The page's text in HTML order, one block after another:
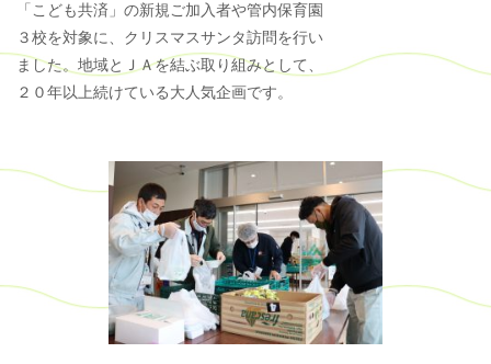
「こども共済」の新規ご加入者や管内保育園
３校を対象に、クリスマスサンタ訪問を行い
ました。地域とＪＡを結ぶ取り組みとして、
２０年以上続けている大人気企画です。